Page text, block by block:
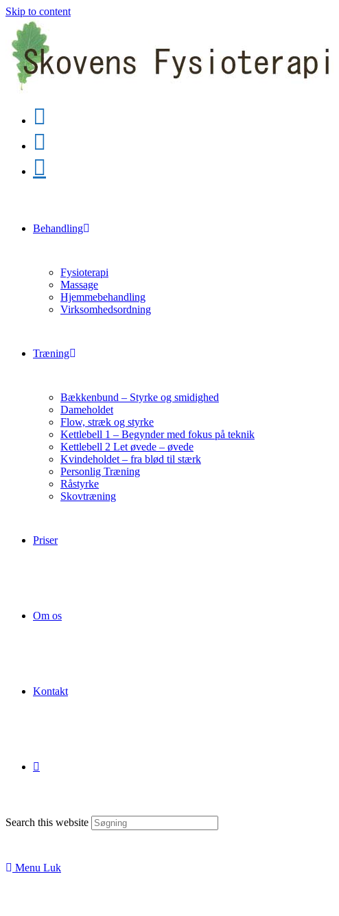
Skip to content
Behandling
Fysioterapi
Massage
Hjemmebehandling
Virksomhedsordning
Træning
Bækkenbund – Styrke og smidighed
Dameholdet
Flow, stræk og styrke
Kettlebell 1 – Begynder med fokus på teknik
Kettlebell 2 Let øvede – øvede
Kvindeholdet – fra blød til stærk
Personlig Træning
Råstyrke
Skovtræning
Priser
Om os
Kontakt
Search this website
Menu Luk